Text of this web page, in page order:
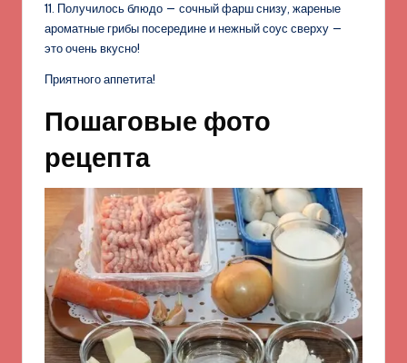
11. Получилось блюдо — сочный фарш снизу, жареные
ароматные грибы посередине и нежный соус сверху —
это очень вкусно!
Приятного аппетита!
Пошаговые фото
рецепта